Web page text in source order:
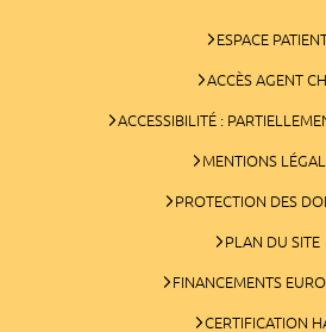
ESPACE
ACCÈS AGENT
ACCESSIBILITÉ :
MENTIONS
PROTECTION DES
PLAN DU SITE
FINANCEMENTS
CERTIFICATION